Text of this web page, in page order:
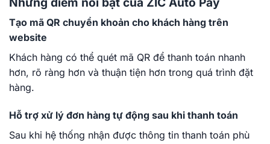
Tạo mã QR chuyển khoản cho khách hàng trên
website
Khách hàng có thể quét mã QR để thanh toán nhanh
hơn, rõ ràng hơn và thuận tiện hơn trong quá trình đặt
hàng.
Hỗ trợ xử lý đơn hàng tự động sau khi thanh toán
Sau khi hệ thống nhận được thông tin thanh toán phù